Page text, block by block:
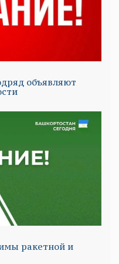
объявляют
ракетной и